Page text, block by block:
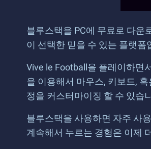
블루스택을 PC에 무료로 다운
이 선택한 믿을 수 있는 플랫
Vive le Football을 플레이하면
을 이용해서 마우스, 키보드,
정을 커스터마이징 할 수 있습
블루스택을 사용하면 자주 사
계속해서 누르는 경험은 이제